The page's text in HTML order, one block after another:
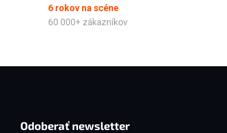
6 rokov na scéne
60 000+ zákazníkov
Odoberať newsletter
Powered by chaterimo